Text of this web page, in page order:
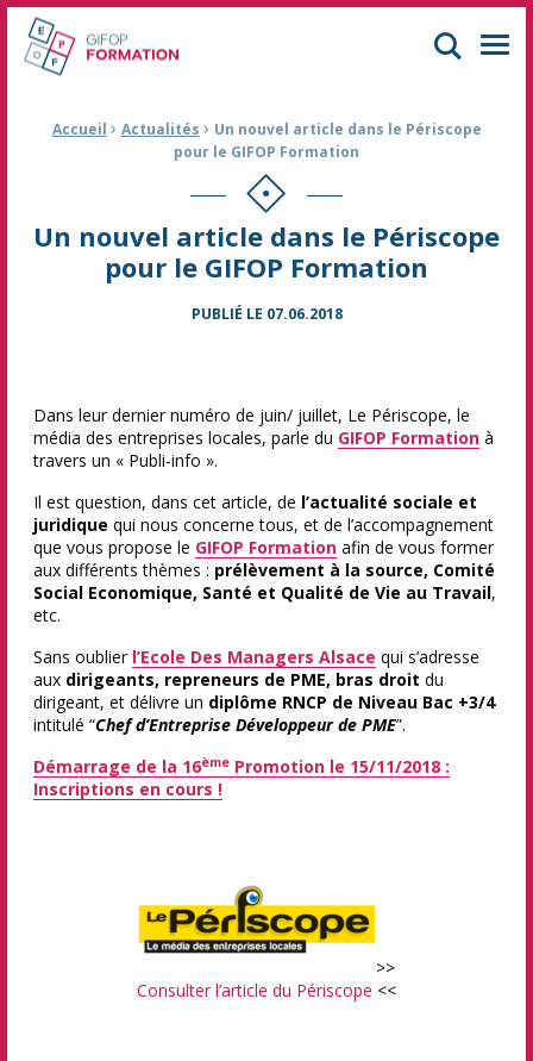
GIFOP Formation Centre de formation continue à Mulhouse
Fil d'Ariane :
Accueil › Actualités › Un nouvel article dans le Périscope
pour le GIFOP Formation
Un nouvel article dans le Périscope
pour le GIFOP Formation
PUBLIÉ LE 07.06.2018
Dans leur dernier numéro de juin/ juillet, Le Périscope, le
média des entreprises locales, parle du GIFOP Formation à
travers un « Publi-info ».
Il est question, dans cet article, de l’actualité sociale et
juridique qui nous concerne tous, et de l’accompagnement
que vous propose le GIFOP Formation afin de vous former
aux différents thèmes : prélèvement à la source, Comité
Social Economique, Santé et Qualité de Vie au Travail,
etc.
Sans oublier l’Ecole Des Managers Alsace qui s’adresse
aux dirigeants, repreneurs de PME, bras droit du
dirigeant, et délivre un diplôme RNCP de Niveau Bac +3/4
intitulé “Chef d’Entreprise Développeur de PME”.
Démarrage de la 16ème Promotion le 15/11/2018 :
Inscriptions en cours !
>>
Consulter l’article du Périscope <<